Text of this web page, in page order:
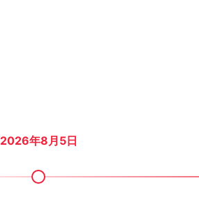
2026年8月4日